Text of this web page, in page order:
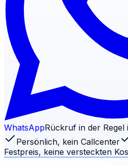
WhatsAppRückruf in der
Persönlich, kein Callcenter
Festpreis, keine versteckten